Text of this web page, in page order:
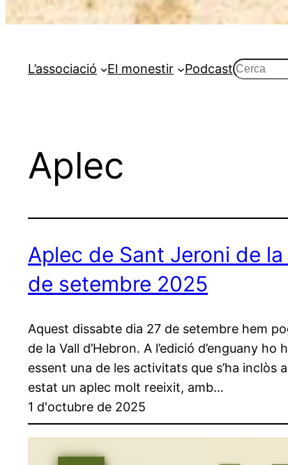
L’associació El monestir PodcastCerca
Aplec
Aplec de Sant Jeroni de la
de setembre 2025
Aquest dissabte dia 27 de setembre hem
de la Vall d’Hebron. A l’edició d’enguany
essent una de les activitats que s’ha inclòs
estat un aplec molt reeixit, amb…
1 d'octubre de 2025